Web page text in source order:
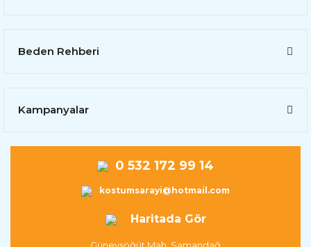
Beden Rehberi
Kampanyalar
0 532 172 99 14
kostumsarayi@hotmail.com
Haritada Gör